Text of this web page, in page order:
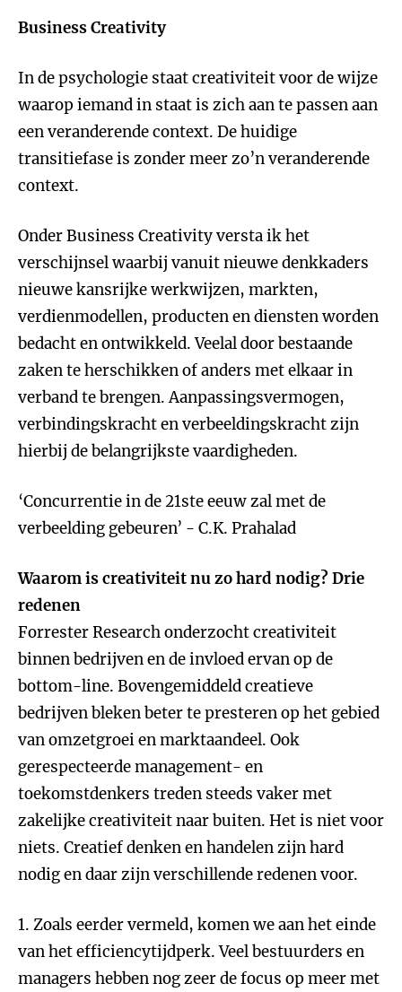
Business Creativity
In de psychologie staat creativiteit voor de wijze
waarop iemand in staat is zich aan te passen aan
een veranderende context. De huidige
transitiefase is zonder meer zo’n veranderende
context.
Onder Business Creativity versta ik het
verschijnsel waarbij vanuit nieuwe denkkaders
nieuwe kansrijke werkwijzen, markten,
verdienmodellen, producten en diensten worden
bedacht en ontwikkeld. Veelal door bestaande
zaken te herschikken of anders met elkaar in
verband te brengen. Aanpassingsvermogen,
verbindingskracht en verbeeldingskracht zijn
hierbij de belangrijkste vaardigheden.
‘Concurrentie in de 21ste eeuw zal met de
verbeelding gebeuren’ - C.K. Prahalad
Waarom is creativiteit nu zo hard nodig? Drie
redenen
Forrester Research onderzocht creativiteit
binnen bedrijven en de invloed ervan op de
bottom-line. Bovengemiddeld creatieve
bedrijven bleken beter te presteren op het gebied
van omzetgroei en marktaandeel. Ook
gerespecteerde management- en
toekomstdenkers treden steeds vaker met
zakelijke creativiteit naar buiten. Het is niet voor
niets. Creatief denken en handelen zijn hard
nodig en daar zijn verschillende redenen voor.
1. Zoals eerder vermeld, komen we aan het einde
van het efficiencytijdperk. Veel bestuurders en
managers hebben nog zeer de focus op meer met